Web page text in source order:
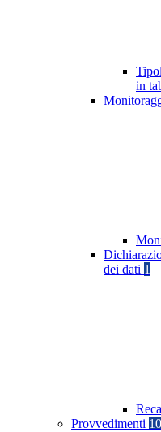
in
dei dati 1
Provvedimenti 10